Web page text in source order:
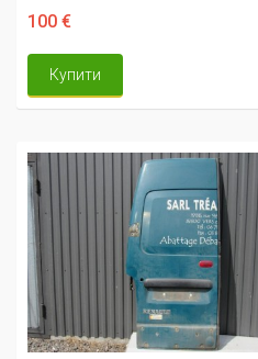
100 €
Купити